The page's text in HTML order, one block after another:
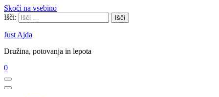
Skoči na vsebino
Išči:
Just Ajda
Družina, potovanja in lepota
0